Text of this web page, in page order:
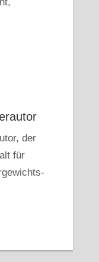
der
für